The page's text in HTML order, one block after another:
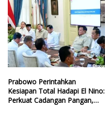
Prabowo Perintahkan
Kesiapan Total Hadapi El Nino:
Perkuat Cadangan Pangan,